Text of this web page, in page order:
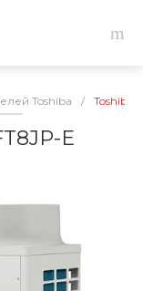
Toshiba / Toshiba
E